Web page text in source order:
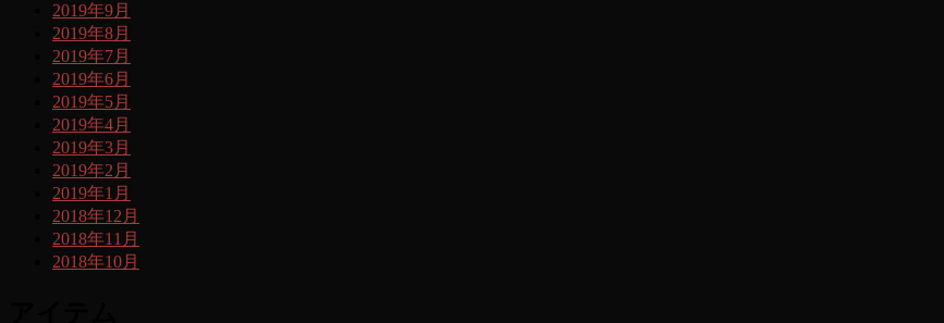
2019年9月
2019年8月
2019年7月
2019年6月
2019年5月
2019年4月
2019年3月
2019年2月
2019年1月
2018年12月
2018年11月
2018年10月